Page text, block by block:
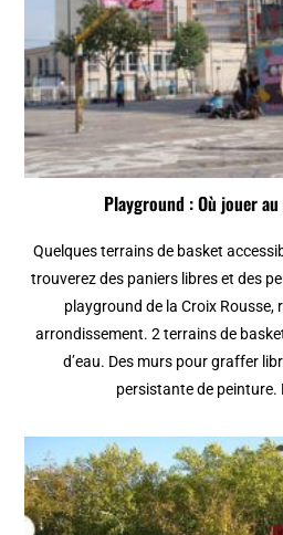
Playground : Où jouer
Quelques terrains de basket
trouverez des paniers libres et des
playground de la Croix Rousse,
arrondissement. 2 terrains de
d’eau. Des murs pour graffer
persistante de peinture.